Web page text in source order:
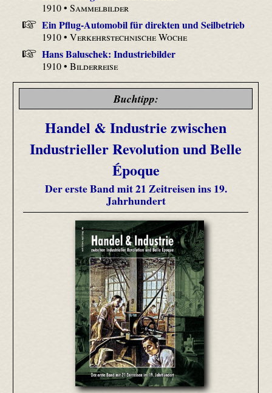
1910 •Sammelbilder
Ein Pflug-Automobil für direkten und Seilbetrieb
1910 •Verkehrstechnische Woche
Hans Baluschek: Industriebilder
1910 •Bilderreise
Buchtipp:
Handel & Industrie zwischen
Industrieller Revolution und Belle
Époque
Der erste Band mit 21 Zeitreisen ins 19.
Jahrhundert